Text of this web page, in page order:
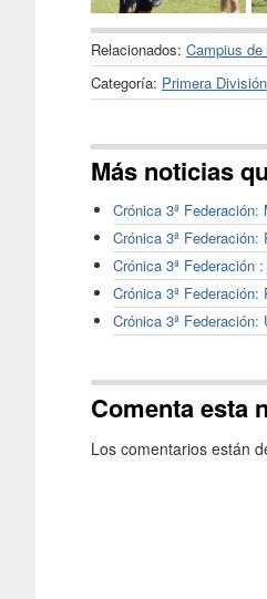
Relacionados: Campius
Categoría: Primera División
Más noticias
Crónica 3ª
Crónica 3ª
Crónica 3ª Federación
Crónica 3ª
Crónica 3ª
Comenta esta
Los comentarios están